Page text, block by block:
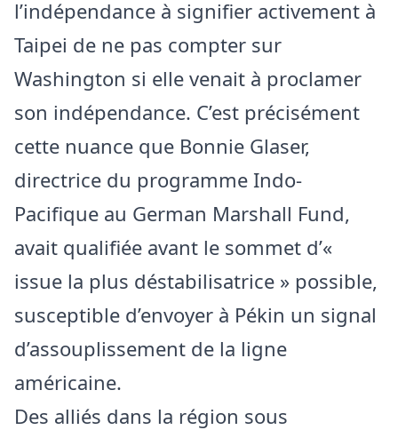
l’indépendance à signifier activement à
Taipei de ne pas compter sur
Washington si elle venait à proclamer
son indépendance. C’est précisément
cette nuance que Bonnie Glaser,
directrice du programme Indo-
Pacifique au German Marshall Fund,
avait qualifiée avant le sommet d’«
issue la plus déstabilisatrice » possible,
susceptible d’envoyer à Pékin un signal
d’assouplissement de la ligne
américaine.
Des alliés dans la région sous